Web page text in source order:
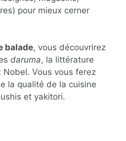
pour mieux cerner
balade, vous découvrirez
daruma, la littérature
Nobel. Vous vous ferez
la qualité de la cuisine
et yakitori.